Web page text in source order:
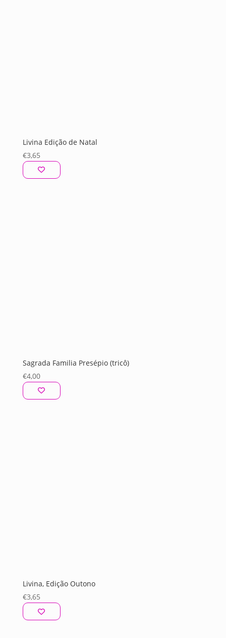
Livina Edição de Natal
€3,65
Sagrada Familia Presépio (tricô)
€4,00
Livina, Edição Outono
€3,65